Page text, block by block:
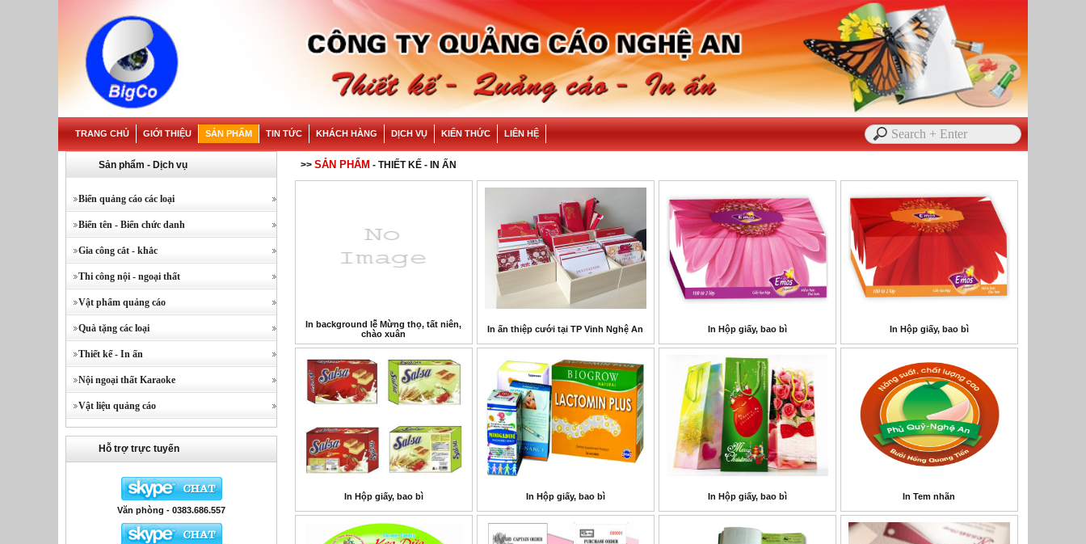
TRANG CHỦ GIỚI THIỆU SẢN PHẨM TIN TỨC KHÁCH HÀNG DỊCH VỤ KIẾN THỨC LIÊN HỆ
Sản phẩm - Dịch vụ
Biển quảng cáo các loại
Biển tên - Biển chức danh
Gia công cắt - khắc
Thi công nội - ngoại thất
Vật phẩm quảng cáo
Quà tặng các loại
Thiết kế - In ấn
Nội ngoại thất Karaoke
Vật liệu quảng cáo
Hỗ trợ trực tuyến
Văn phòng - 0383.686.557
>> SẢN PHẨM - THIẾT KẾ - IN ẤN
In background lễ Mừng thọ, tất niên,
chào xuân
In ấn thiệp cưới tại TP Vinh Nghệ An In Hộp giấy, bao bì In Hộp giấy, bao bì
In Hộp giấy, bao bì In Hộp giấy, bao bì In Hộp giấy, bao bì In Tem nhãn